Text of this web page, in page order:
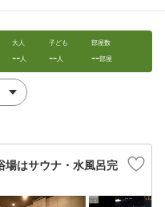
大人
--人
子ども
--人
部屋数
--部屋
はサウナ・水風呂完